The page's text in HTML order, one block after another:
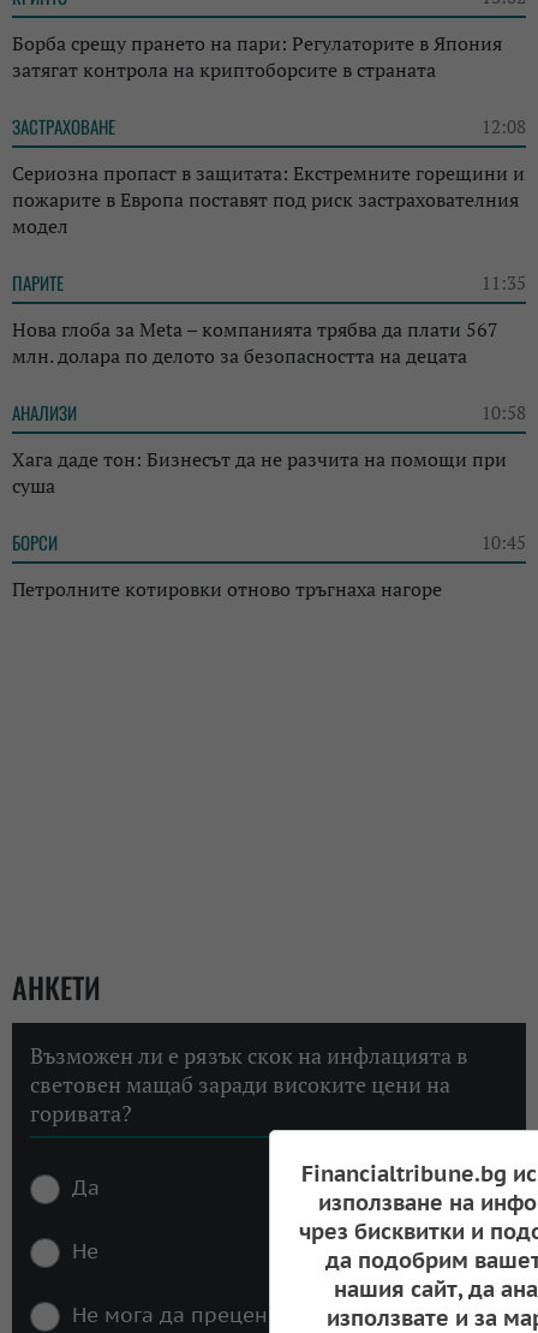
Борба срещу прането на пари: Регулаторите в Япония
затягат контрола на криптоборсите в страната
ЗАСТРАХОВАНЕ 12:08
Сериозна пропаст в защитата: Екстремните горещини и
пожарите в Европа поставят под риск застрахователния
модел
ПАРИТЕ 11:35
Нова глоба за Meta – компанията трябва да плати 567
млн. долара по делото за безопасността на децата
АНАЛИЗИ 10:58
Хага даде тон: Бизнесът да не разчита на помощи при
суша
БОРСИ 10:45
Петролните котировки отново тръгнаха нагоре
АНКЕТИ
Възможен ли е рязък скок на инфлацията в
световен мащаб заради високите цени на
горивата?
Да
Не
Не мога да преценя
Financialtribune.bg
използване на
чрез бисквитки и
да подобрим
нашия сайт, да
използвате и за